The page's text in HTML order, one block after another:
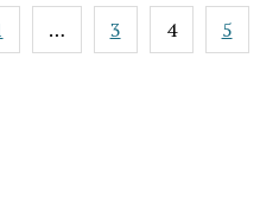
… 3 4 5